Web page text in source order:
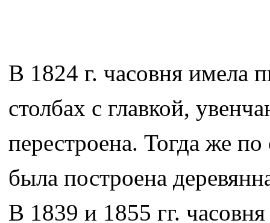
В 1824 г. часовня имела
столбах с главкой,
перестроена. Тогда же
была построена
В 1839 и 1855 гг.